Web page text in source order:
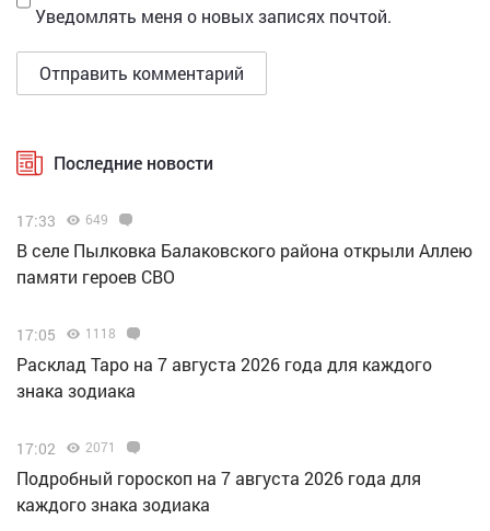
Уведомлять меня о новых записях почтой.
Последние новости
17:33 649
В селе Пылковка Балаковского района открыли Аллею
памяти героев СВО
17:05 1118
Расклад Таро на 7 августа 2026 года для каждого
знака зодиака
17:02 2071
Подробный гороскоп на 7 августа 2026 года для
каждого знака зодиака